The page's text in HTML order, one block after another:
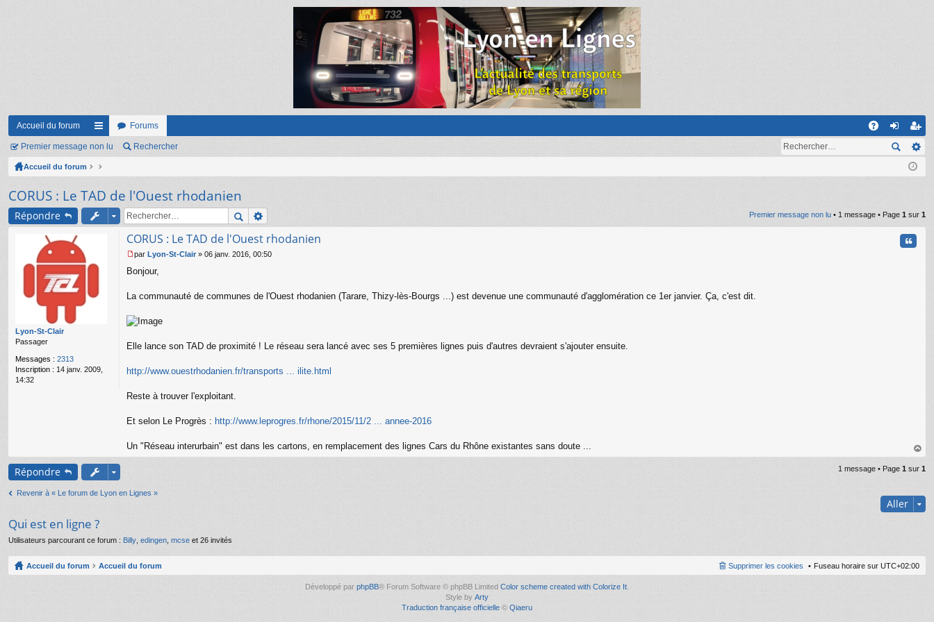
Accueil du forum
ac
co
ci
s
Forums
on ns
cri
Premier message non lu Rechercher
Accueil du forum
CORUS : Le TAD de l'Ouest rhodanien
Répondre Premier message non lu • 1 message • Page 1 sur 1
Lyon-St-Clair
Passager
Messages : 2313
Inscription : 14 janv. 2009,
14:32
CORUS : Le TAD de l'Ouest rhodanien
e
s
g
e
o
u
par Lyon-St-Clair » 06 janv. 2016, 00:50
Bonjour,
La communauté de communes de l'Ouest rhodanien (Tarare, Thizy-lès-Bourgs ...) est devenue une communauté d'agglomération ce 1er janvier. Ça, c'est dit.
Elle lance son TAD de proximité ! Le réseau sera lancé avec ses 5 premières lignes puis d'autres devraient s'ajouter ensuite.
http://www.ouestrhodanien.fr/transports ... ilite.html
Reste à trouver l'exploitant.
Et selon Le Progrès : http://www.leprogres.fr/rhone/2015/11/2 ... annee-2016
Un "Réseau interurbain" est dans les cartons, en remplacement des lignes Cars du Rhône existantes sans doute ...
au
t
Répondre 1 message • Page 1 sur 1
Revenir à « Le forum de Lyon en Lignes »
Aller
Qui est en ligne ?
Utilisateurs parcourant ce forum : Billy edingen mcse et 26 invités
Accueil du forum Accueil du forum Fuseau horaire sur UTC+02:00
Supprimer les cookies
Développé par phpBB® Forum Software © phpBB Limited Color scheme created with Colorize It
Style by Arty
Traduction française officielle © Qiaeru